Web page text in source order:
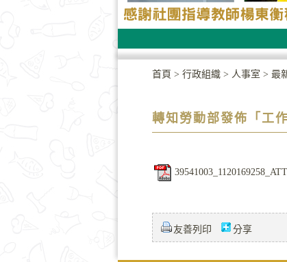
首頁 > 行政組織 > 人事室 > 最
轉知勞動部發佈「工
友善列印 分享